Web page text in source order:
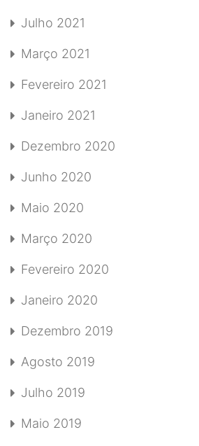
Julho 2021
Março 2021
Fevereiro 2021
Janeiro 2021
Dezembro 2020
Junho 2020
Maio 2020
Março 2020
Fevereiro 2020
Janeiro 2020
Dezembro 2019
Agosto 2019
Julho 2019
Maio 2019